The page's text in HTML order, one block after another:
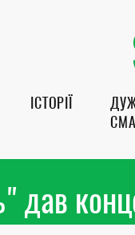
ІСТОРІЇ
дав